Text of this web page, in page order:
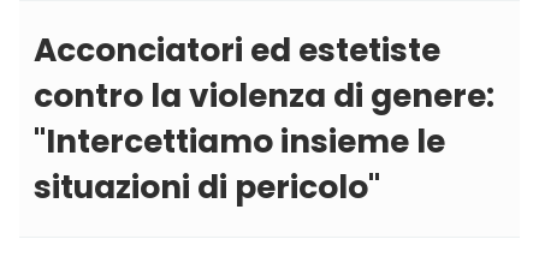
Acconciatori ed estetiste
contro la violenza di genere:
''Intercettiamo insieme le
situazioni di pericolo''